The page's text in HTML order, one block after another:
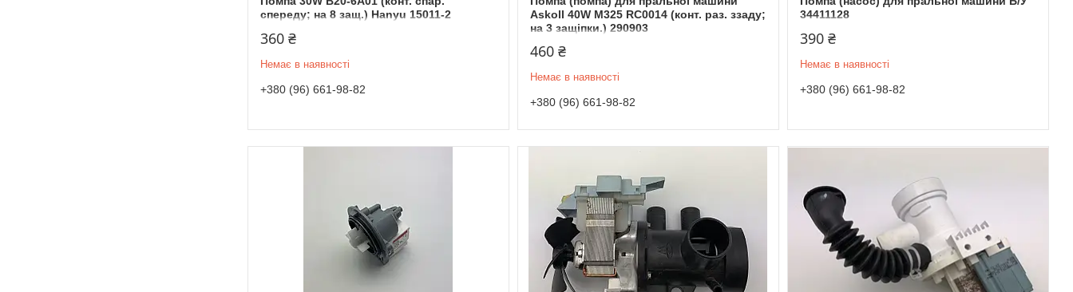
спереду; на 8 защ.) Hanyu 15011-2
360 ₴
Немає в наявності
+380 (96) 661-98-82
Askoll 40W M325 RC0014 (конт. раз. ззаду;
на 3 защіпки.) 290903
460 ₴
Немає в наявності
+380 (96) 661-98-82
34411128
390 ₴
Немає в наявності
+380 (96) 661-98-82